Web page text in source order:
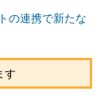
の連携で新たな
す